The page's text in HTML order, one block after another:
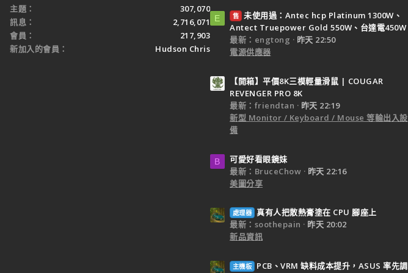
主題
307,070
訊息
2,716,071
會員
217,903
新加入的會員
Hudson Chris
E 售 未使用過：Antec hcp Platinum 1300W、
Antect Truepower Gold 550W、台達電450W
最新：engtong
昨天 22:50
電源供應器
【開箱】平價8K三模輕量滑鼠 | COUGAR
REVENGER PRO 8K
最新：friendtan
昨天 22:19
新型 Monitor / Keyboard / Mouse 等輸出入設
備
B
可愛好看眼鏡妹
最新：BruceChow
昨天 22:16
美圖分享
處理器 真有人把散熱膏塗在 CPU 腳座上
最新：soothepain
昨天 20:02
新品資訊
主機板
PCB、VRM 缺料成本提升，ASUS 率先調